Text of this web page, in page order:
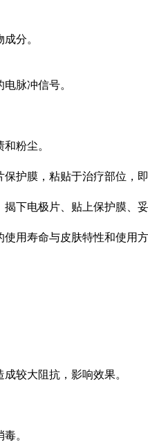
分。
脉冲信号。
粉尘。
护膜，粘贴于治疗部位，
下电极片、贴上保护膜、
用寿命与皮肤特性和使用方
较大阻抗，影响效果。
。